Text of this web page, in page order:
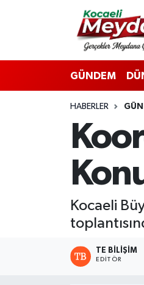
GÜNDEM
HABERLER
Kocaeli
TE BILIŞIM
EDITÖR
Nöbetçi Eczaneler
Hava Durumu
Trafik Durumu
Süper Lig Puan
Tüm Manşetler
Son Dakika Haberleri
Haber Arşivi